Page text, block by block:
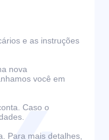
e as instruções
nova
você em
Caso o
Para mais detalhes,